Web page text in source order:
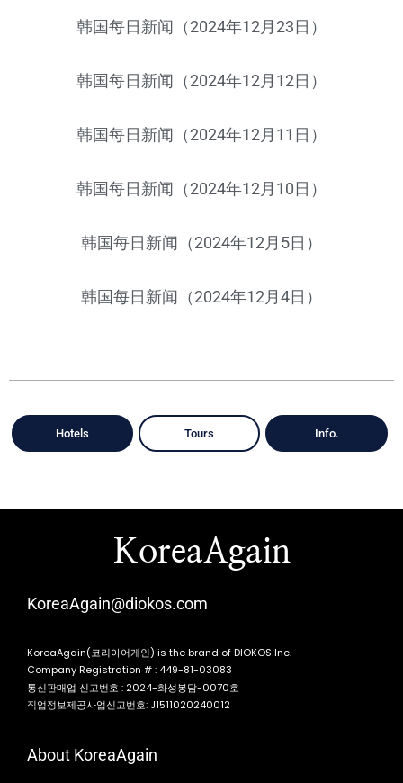
韩国每日新闻（2024年12月23日）
韩国每日新闻（2024年12月12日）
韩国每日新闻（2024年12月11日）
韩国每日新闻（2024年12月10日）
韩国每日新闻（2024年12月5日）
韩国每日新闻（2024年12月4日）
Hotels Tours Info.
KoreaAgain
KoreaAgain@diokos.com
KoreaAgain(코리아어게인) is the brand of DIOKOS Inc.
Company Registration # : 449-81-03083
통신판매업 신고번호 : 2024-화성봉담-0070호
직업정보제공사업신고번호: J1511020240012
About KoreaAgain